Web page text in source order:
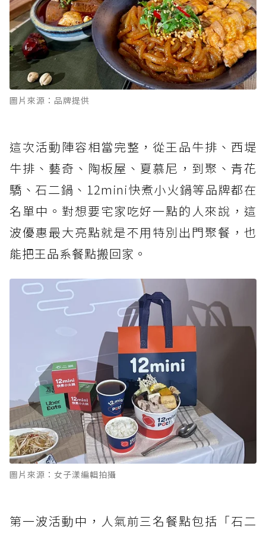
圖片來源：品牌提供
這次活動陣容相當完整，從王品牛排、西堤
牛排、藝奇、陶板屋、夏慕尼，到聚、青花
驕、石二鍋、12mini快煮小火鍋等品牌都在
名單中。對想要宅家吃好一點的人來說，這
波優惠最大亮點就是不用特別出門聚餐，也
能把王品系餐點搬回家。
圖片來源：女子漾編輯拍攝
第一波活動中，人氣前三名餐點包括「石二